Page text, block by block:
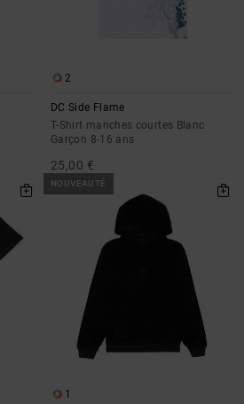
2
DC Side Flame
T-Shirt manches courtes Blanc
Garçon 8-16 ans
25,00 €
NOUVEAUTÉ
1